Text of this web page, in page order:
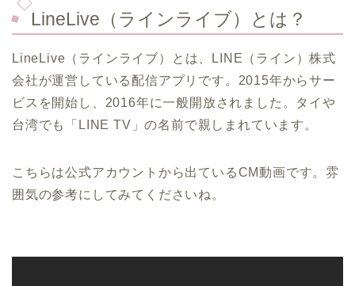
LineLive（ラインライブ）とは？
LineLive（ラインライブ）とは、LINE（ライン）株式
会社が運営している配信アプリです。2015年からサー
ビスを開始し、2016年に一般開放されました。タイや
台湾でも「LINE TV」の名前で親しまれています。
こちらは公式アカウントから出ているCM動画です。雰
囲気の参考にしてみてくださいね。